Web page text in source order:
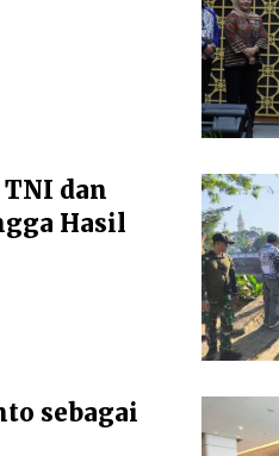
TNI dan
Hasil
sebagai